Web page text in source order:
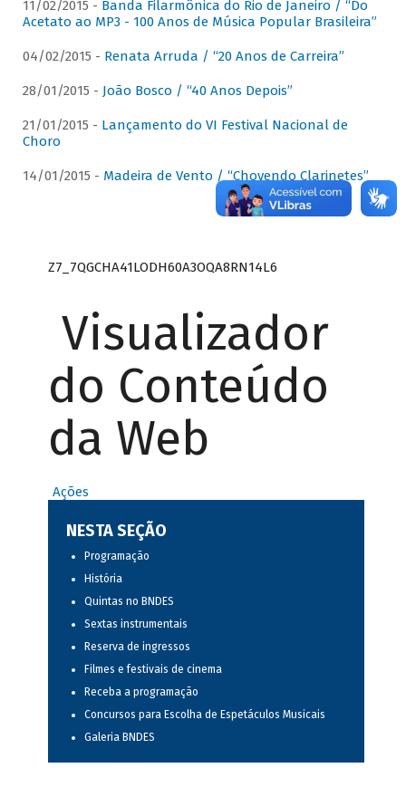
11/02/2015 - Banda Filarmônica do Rio de Janeiro / “Do
Acetato ao MP3 - 100 Anos de Música Popular Brasileira”
04/02/2015 - Renata Arruda / “20 Anos de Carreira”
28/01/2015 - João Bosco / “40 Anos Depois”
21/01/2015 - Lançamento do VI Festival Nacional de
Choro
14/01/2015 - Madeira de Vento / “Chovendo Clarinetes”
Z7_7QGCHA41LODH60A3OQA8RN14L6
Visualizador
do Conteúdo
da Web
Ações
NESTA SEÇÃO
Programação
História
Quintas no BNDES
Sextas instrumentais
Reserva de ingressos
Filmes e festivais de cinema
Receba a programação
Concursos para Escolha de Espetáculos Musicais
Galeria BNDES